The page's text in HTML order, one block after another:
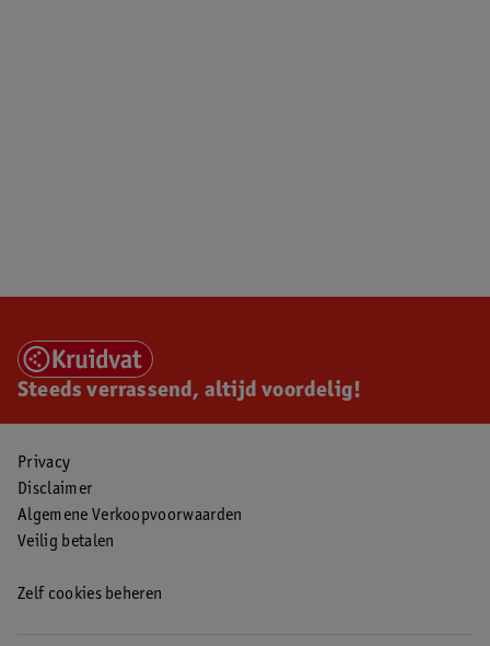
Steeds verrassend, altijd voordelig!
Privacy
Disclaimer
Algemene Verkoopvoorwaarden
Veilig betalen
Zelf cookies beheren